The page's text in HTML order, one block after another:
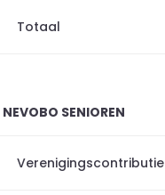
Totaal
NEVOBO SENIOREN
Verenigingscontributie